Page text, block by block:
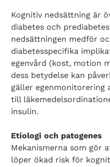
Kognitiv nedsättning är
diabetes och
nedsättningen medför
diabetesspecifika
egenvård (kost, motion
dess betydelse kan
gäller egenmonitorering
till
insulin.
Etiologi och patogenes
Mekanismerna som gör
löper ökad risk för